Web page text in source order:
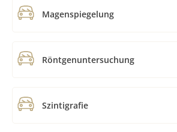
Magenspiegelung
Röntgenuntersuchung
Szintigrafie